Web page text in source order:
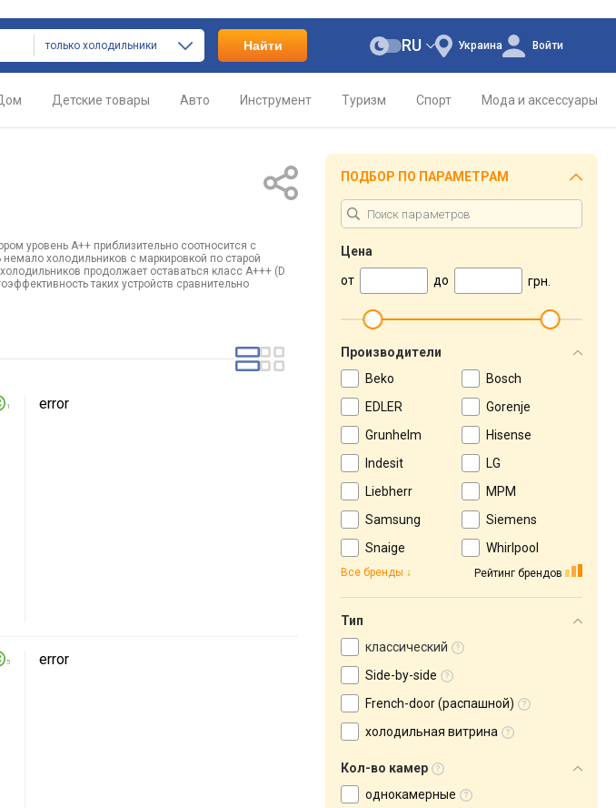
только холодильники Найти Украина
RU Войти
Детские товары Авто Инструмент Туризм Спорт Мода и аксессуары
уровень А++ приблизительно соотносится с
холодильников с маркировкой по старой
продолжает оставаться класс А+++ (D
таких устройств сравнительно
1 error
5 error
ПОДБОР ПО ПАРАМЕТРАМ
Цена
от
до грн.
Производители
Beko
Bosch
EDLER
Gorenje
Grunhelm
Hisense
Indesit
LG
Liebherr
MPM
Samsung
Siemens
Snaige
Whirlpool
Рейтинг брендов
Все бренды
Тип
классический
Side-by-side
French-door (распашной)
холодильная витрина
Кол-во камер
однокамерные